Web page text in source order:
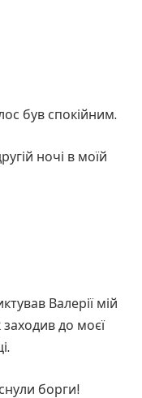
був спокійним.
ночі в моїй
Валерії мій
заходив до моєї
борги!